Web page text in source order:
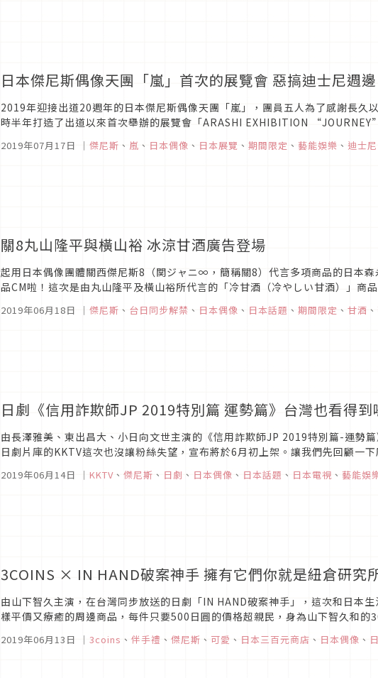
日本傑尼斯偶像天團「嵐」首次的展覽會 惡搞迪士尼週邊
2019年迎接出道20週年的日本傑尼斯偶像天團「嵐」，團員五人為了感謝長久
時半年打造了出道以來首次舉辦的展覽會「ARASHI EXHIBITION
2019年07月17日 ｜ 傑尼斯 、 嵐 、 日本偶像 、 日本展覽 、 期間限定 、 藝能娛樂 、 迪士尼
關8丸山隆平與橫山裕 冰涼甘酒廣告登場
起用日本偶像團體關西傑尼斯8（関ジャニ∞，簡稱關8）代言多項商品的日本
品CM啦！這次是由丸山隆平及橫山裕所代言的「冷甘酒（冷やしい甘酒）」商
網公開，但這次可是還有動態的電視廣告喔！新的電視廣告將於2019年7月5日開
2019年06月18日 ｜ 傑尼斯 、 台日同步解禁 、 日本偶像 、 日本話題 、 期間限定 、 甘酒 、
日劇《信用詐欺師JP 2019特別篇 運勢篇》台灣也看得到
由長澤雅美、東出昌大、小日向文世主演的《信用詐欺師JP 2019特別篇-運勢
日劇片庫的KKTV這次也沒讓粉絲失望，宣布將於6月初上架。讓我們先回顧一
2019年06月14日 ｜ KKTV 、 傑尼斯 、 日劇 、 日本偶像 、 日本話題 、 日本電視 、 藝能娛
3COINS × IN HAND破案神手 擁有它們你就是紐倉研究
由山下智久主演，在台灣同步放送的日劇「IN HAND破案神手」，這次和日本
樣平價又療癒的周邊商品，每件只要500日圓的價格超親民，身為山下智久和的
2019年06月13日 ｜ 3coins 、 伴手禮 、 傑尼斯 、 可愛 、 日本三百元商店 、 日本偶像 、